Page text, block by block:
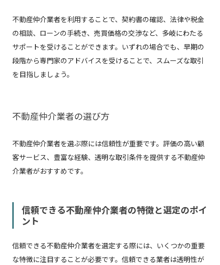
不動産仲介業者を利用することで、契約書の確認、法律や税金
の相談、ローンの手続き、売買価格の交渉など、多岐にわたる
サポートを受けることができます。いずれの場合でも、早期の
段階から専門家のアドバイスを受けることで、スムーズな取引
を目指しましょう。
不動産仲介業者の選び方
不動産仲介業者を選ぶ際には信頼性が重要です。評価の高い顧
客サービス、豊富な経験、透明な取引条件を提供する不動産仲
介業者がおすすめです。
信頼できる不動産仲介業者の特徴と選定のポイ
ント
信頼できる不動産仲介業者を選定する際には、いくつかの重要
な特徴に注目することが必要です。信頼できる業者は透明性が